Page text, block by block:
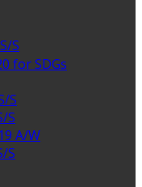
S
for SDGs
S
S
A/W
S